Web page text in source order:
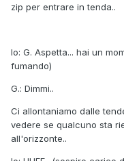
zip per entrare in tenda..
Io: G. Aspetta... hai un
fumando)
G.: Dimmi..
Ci allontaniamo dalle
vedere se qualcuno sta
all'orizzonte..